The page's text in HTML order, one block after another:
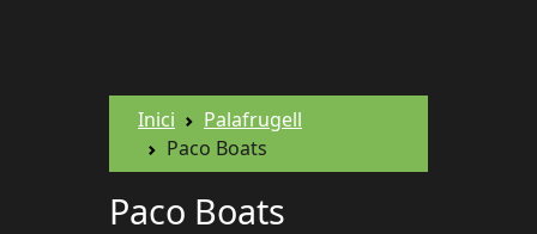
Inici
Palafrugell
Paco Boats
Paco Boats